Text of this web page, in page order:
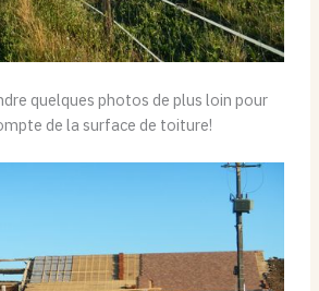
quelques photos de plus loin pour
de la surface de toiture!